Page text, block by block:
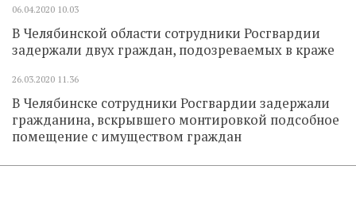
06.04.2020 10.03
В Челябинской области сотрудники Росгвардии
задержали двух граждан, подозреваемых в краже
26.03.2020 11.36
В Челябинске сотрудники Росгвардии задержали
гражданина, вскрывшего монтировкой подсобное
помещение с имуществом граждан